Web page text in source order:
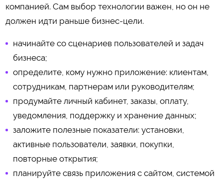
компанией. Сам выбор технологии важен, но он не
должен идти раньше бизнес-цели.
начинайте со сценариев пользователей и задач
бизнеса;
определите, кому нужно приложение: клиентам,
сотрудникам, партнерам или руководителям;
продумайте личный кабинет, заказы, оплату,
уведомления, поддержку и хранение данных;
заложите полезные показатели: установки,
активные пользователи, заявки, покупки,
повторные открытия;
планируйте связь приложения с сайтом, системой